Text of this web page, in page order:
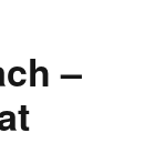
–